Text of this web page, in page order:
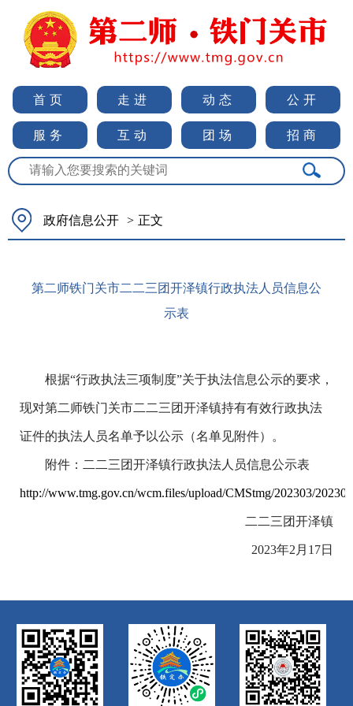
首页 走进 动态 公开
服务 互动 团场 招商
政府信息公开 > 正文
第二师铁门关市二二三团开泽镇行政执法人员信息公
示表
根据“行政执法三项制度”关于执法信息公示的要求，
现对第二师铁门关市二二三团开泽镇持有有效行政执法
证件的执法人员名单予以公示（名单见附件）。
附件：二二三团开泽镇行政执法人员信息公示表
http://www.tmg.gov.cn/wcm.files/upload/CMStmg/202303/
二二三团开泽镇
2023年2月17日